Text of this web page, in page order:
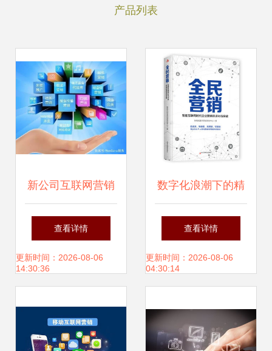
产品列表
新公司互联网营销
与销售的实战策略
查看详情
更新时间：2026-08-06
14:30:36
数字化浪潮下的精
准触点 解析113组
互联网营销的成功
查看详情
更新时间：2026-08-06
04:30:14